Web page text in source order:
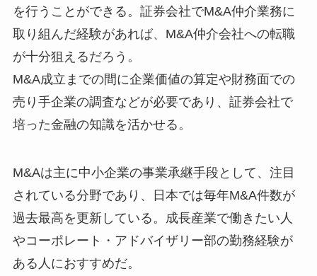
を行うことができる。証券会社でM&A仲介業務に
取り組んだ経験があれば、M&A仲介会社への転職
が十分狙えるだろう。
M&A成立までの間に企業価値の算定や財務面での
売り手企業の調査などが必要であり、証券会社で
培った金融の知識を活かせる。
M&Aは主に中小企業の事業承継手段として、注目
されている分野であり、日本では毎年M&A件数が
過去最高を更新している。成長産業で働きたい人
やコーポレート・アドバイザリー部の勤務経験が
ある人におすすめだ。